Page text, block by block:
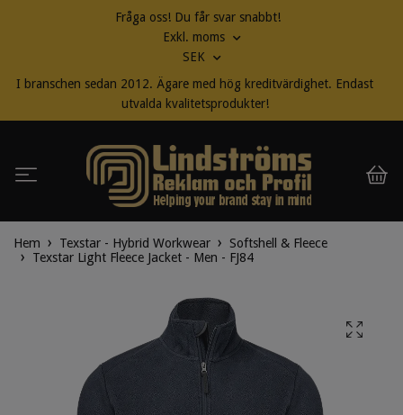
Fråga oss! Du får svar snabbt!
Exkl. moms
SEK
I branschen sedan 2012. Ägare med hög kreditvärdighet. Endast
utvalda kvalitetsprodukter!
Hem Texstar - Hybrid Workwear
Softshell & Fleece
Texstar Light Fleece Jacket - Men - FJ84